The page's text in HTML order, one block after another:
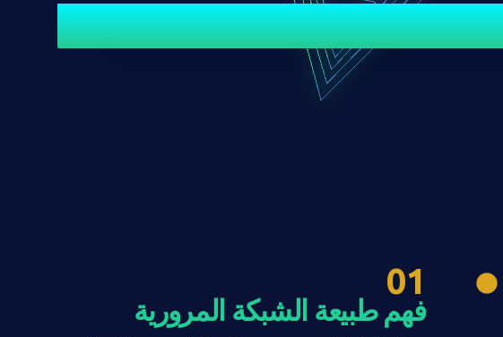
01
فهم طبيعة الشبكة المرورية